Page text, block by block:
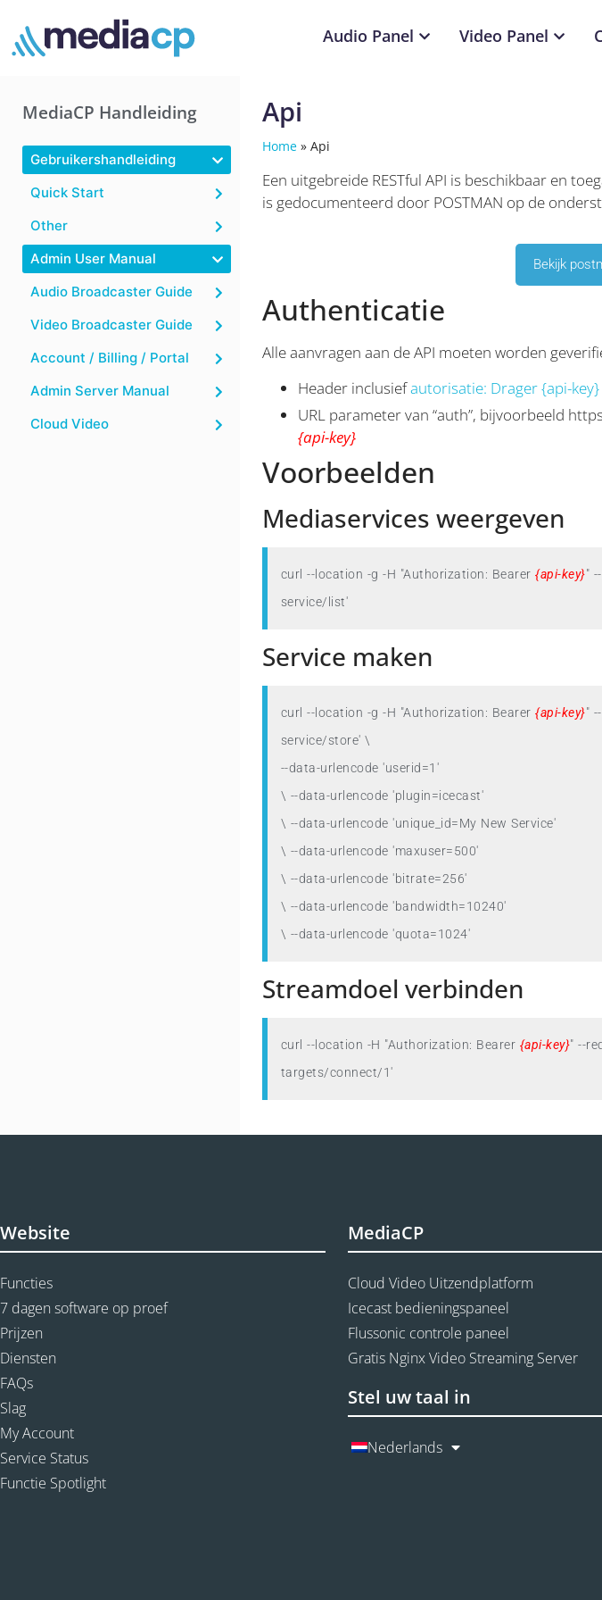
Audio Panel Video Panel
MediaCP Handleiding
Gebruikershandleiding
Quick Start
Other
Admin User Manual
Audio Broadcaster Guide
Video Broadcaster Guide
Account / Billing / Portal
Admin Server Manual
Cloud Video
Api
Home» Api
Een uitgebreide RESTful API is beschikbaar en
is gedocumenteerd door POSTMAN op de
Bekijk
Authenticatie
Alle aanvragen aan de API moeten worden
Header inclusiefautorisatie: Drager {api-key}
URL parameter van “auth”, bijvoorbeeld
{api-key}
Voorbeelden
Mediaservices weergeven
curl --location -g -H "Authorization: Bearer {api-key}"
service/list'
Service maken
curl --location -g -H "Authorization: Bearer {api-key}"
service/store' \
--data-urlencode 'userid=1'
\ --data-urlencode 'plugin=icecast'
\ --data-urlencode 'unique_id=My New Service'
\ --data-urlencode 'maxuser=500'
\ --data-urlencode 'bitrate=256'
\ --data-urlencode 'bandwidth=10240'
\ --data-urlencode 'quota=1024'
Streamdoel verbinden
curl --location -H "Authorization: Bearer {api-key}" --
targets/connect/1'
Website
Functies
7 dagen software op proef
Prijzen
Diensten
FAQs
Slag
My Account
Service Status
Functie Spotlight
MediaCP
Cloud Video Uitzendplatform
Icecast bedieningspaneel
Flussonic controle paneel
Gratis Nginx Video Streaming Server
Stel uw taal in
Nederlands